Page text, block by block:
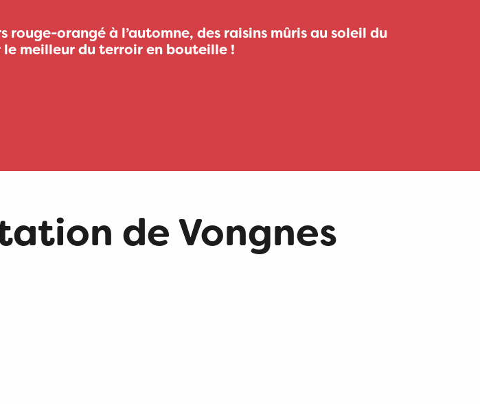
orangé à l’automne, des raisins mûris au soleil du
le meilleur du terroir en bouteille !
de Vongnes